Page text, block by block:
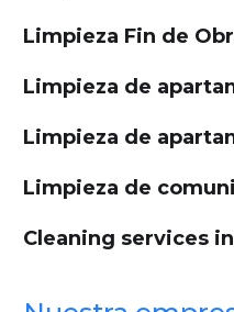
Limpieza Fin de
Limpieza de
Limpieza de
Limpieza de
Cleaning services